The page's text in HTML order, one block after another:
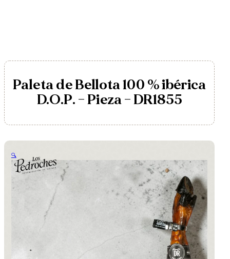
Paleta de Bellota 100 % ibérica
D.O.P. – Pieza – DR1855
🔍